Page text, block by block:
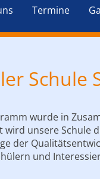
Termine
Schule
wurde in
unsere Schule
der
und